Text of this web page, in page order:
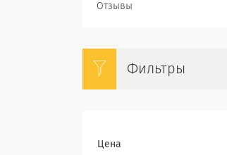
Отзывы
Фильтры
Цена